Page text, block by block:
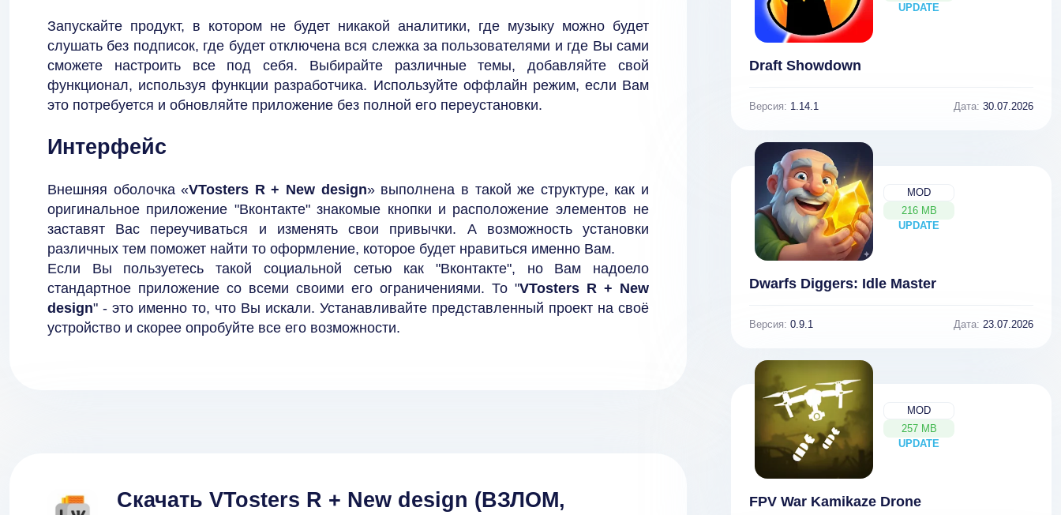
Запускайте продукт, в котором не будет никакой аналитики, где музыку можно будет
слушать без подписок, где будет отключена вся слежка за пользователями и где Вы сами
сможете настроить все под себя. Выбирайте различные темы, добавляйте свой
функционал, используя функции разработчика. Используйте оффлайн режим, если Вам
это потребуется и обновляйте приложение без полной его переустановки.
Интерфейс
Внешняя оболочка «VTosters R + New design» выполнена в такой же структуре, как и
оригинальное приложение "Вконтакте" знакомые кнопки и расположение элементов не
заставят Вас переучиваться и изменять свои привычки. А возможность установки
различных тем поможет найти то оформление, которое будет нравиться именно Вам.
Если Вы пользуетесь такой социальной сетью как "Вконтакте", но Вам надоело
стандартное приложение со всеми своими его ограничениями. То "VTosters R + New
design" - это именно то, что Вы искали. Устанавливайте представленный проект на своё
устройство и скорее опробуйте все его возможности.
Скачать VTosters R + New design (ВЗЛОМ,
UPDATE
NEW
Draft Showdown
Версия: 1.14.1 Дата: 30.07.2026
MOD
216 MB
UPDATE
NEW
Dwarfs Diggers: Idle Master
Версия: 0.9.1 Дата: 23.07.2026
MOD
257 MB
UPDATE
NEW
FPV War Kamikaze Drone